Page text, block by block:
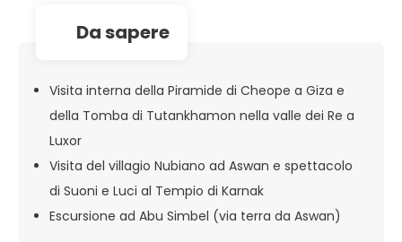
da sapere
Visita interna della Piramide di Cheope a Giza e
della Tomba di Tutankhamon nella valle dei Re a
Luxor
Visita del villagio Nubiano ad Aswan e spettacolo
di Suoni e Luci al Tempio di Karnak
Escursione ad Abu Simbel (via terra da Aswan)